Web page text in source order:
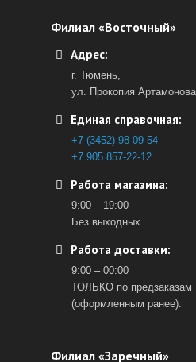
Филиал «Восточный»
Адрес:
г. Тюмень,
ул. Прокопия
Единая справочная:
+7 (3452) 98-09-54
+7 905 857-22-12
Работа магазина:
9:00 – 19:00
Без выходных
Работа доставки:
9:00 – 00:00
ТОЛЬКО по предзаказам
(оформленным ранее).
Филиал «Заречный»